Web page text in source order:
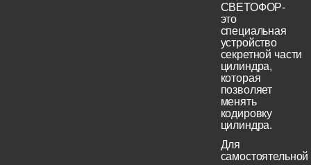
СВЕТОФОР-
это
специальная
устройство
секретной части
цилиндра,
которая
позволяет
менять
кодировку
цилиндра.
Для
самостоятельной